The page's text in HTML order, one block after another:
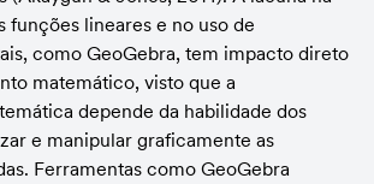
funções lineares e no uso de
como GeoGebra, tem impacto direto
matemático, visto que a
depende da habilidade dos
e manipular graficamente as
Ferramentas como GeoGebra